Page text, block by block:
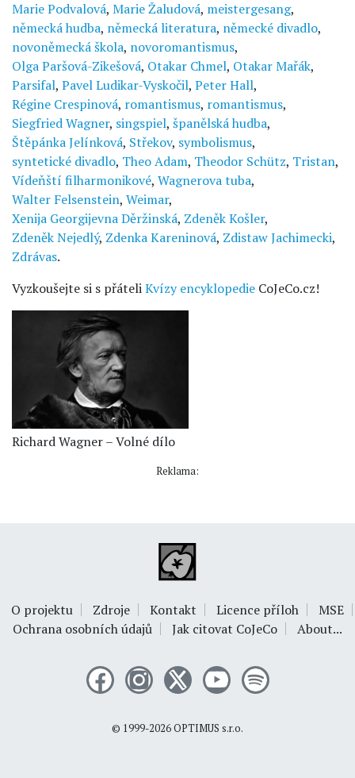
Marie Podvalová, Marie Žaludová, meistergesang,
německá hudba, německá literatura, německé divadlo,
novoněmecká škola, novoromantismus,
Olga Paršová-Zikešová, Otakar Chmel, Otakar Mařák,
Parsifal, Pavel Ludikar-Vyskočil, Peter Hall,
Régine Crespinová, romantismus, romantismus,
Siegfried Wagner, singspiel, španělská hudba,
Štěpánka Jelínková, Střekov, symbolismus,
syntetické divadlo, Theo Adam, Theodor Schütz, Tristan,
Vídeňští filharmonikové, Wagnerova tuba,
Walter Felsenstein, Weimar,
Xenija Georgijevna Děržinská, Zdeněk Košler,
Zdeněk Nejedlý, Zdenka Kareninová, Zdistaw Jachimecki,
Zdrávas.
Vyzkoušejte si s přáteliKvízy encyklopedie CoJeCo.cz!
Richard Wagner – Volné dílo
Reklama:
O projektu Zdroje Kontakt Licence příloh
MSE
Ochrana osobních údajů
Jak citovat CoJeCo About...
© 1999-2026OPTIMUS s.r.o.